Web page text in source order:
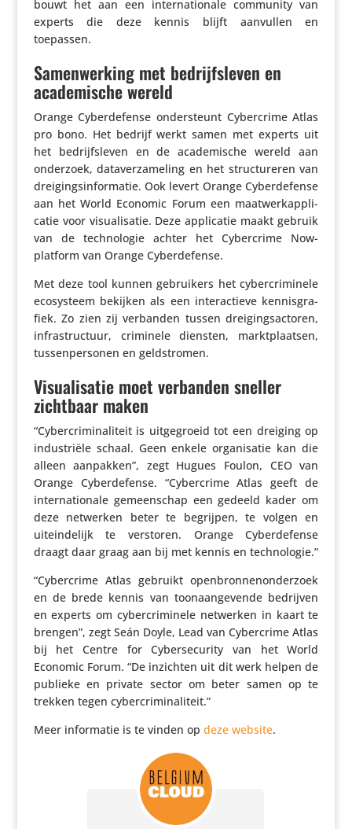
bouwt het aan een inter­na­ti­o­nale community van
experts die deze kennis blijft aanvullen en
toepassen.
Samenwerking met bedrijfsleven en
academische wereld
Orange Cyber­de­fense onder­steunt Cyber­crime Atlas
pro bono. Het bedrijf werkt samen met experts uit
het bedrijfs­leven en de acade­mi­sche wereld aan
onderzoek, data­ver­za­me­ling en het struc­tu­reren van
drei­gings­in­for­matie. Ook levert Orange Cyber­de­fense
aan het World Economic Forum een maat­werkap­pli­
catie voor visu­a­li­satie. Deze appli­catie maakt gebruik
van de tech­no­logie achter het Cyber­crime Now-
platform van Orange Cyberdefense.
Met deze tool kunnen gebrui­kers het cyber­cri­mi­nele
ecosys­teem bekijken als een inter­ac­tieve kennis­gra­
fiek. Zo zien zij verbanden tussen drei­gings­ac­toren,
infra­struc­tuur, criminele diensten, markt­plaatsen,
tussen­per­sonen en geldstromen.
Visualisatie moet verbanden sneller
zichtbaar maken
“Cyber­cri­mi­na­li­teit is uitge­groeid tot een dreiging op
indu­striële schaal. Geen enkele orga­ni­satie kan die
alleen aanpakken”, zegt Hugues Foulon, CEO van
Orange Cyber­de­fense. “Cyber­crime Atlas geeft de
inter­na­ti­o­nale gemeen­schap een gedeeld kader om
deze netwerken beter te begrijpen, te volgen en
uitein­de­lijk te verstoren. Orange Cyber­de­fense
draagt daar graag aan bij met kennis en technologie.”
“Cyber­crime Atlas gebruikt open­bron­nen­on­der­zoek
en de brede kennis van toon­aan­ge­vende bedrijven
en experts om cyber­cri­mi­nele netwerken in kaart te
brengen”, zegt Seán Doyle, Lead van Cyber­crime Atlas
bij het Centre for Cyber­se­cu­rity van het World
Economic Forum. “De inzichten uit dit werk helpen de
publieke en private sector om beter samen op te
trekken tegen cybercriminaliteit.”
Meer infor­matie is te vinden op deze website.